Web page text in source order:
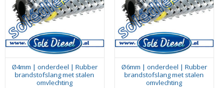
Ø4mm | onderdeel | Rubber
brandstofslang met stalen
omvlechting
Ø6mm | onderdeel | Rubber
brandstofslang met stalen
omvlechting